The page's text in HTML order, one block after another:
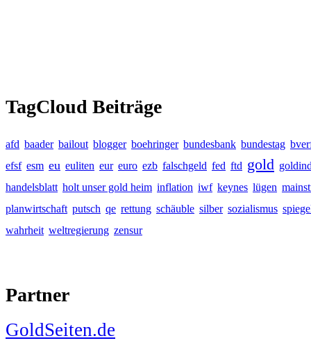
TagCloud Beiträge
afd baader bailout blogger boehringer bundesbank bundestag
efsf esm eu euliten eur euro ezb falschgeld fed ftd gold
handelsblatt holt unser gold heim inflation iwf keynes lügen
planwirtschaft putsch qe rettung schäuble silber sozialismus
wahrheit weltregierung zensur
Partner
GoldSeiten.de